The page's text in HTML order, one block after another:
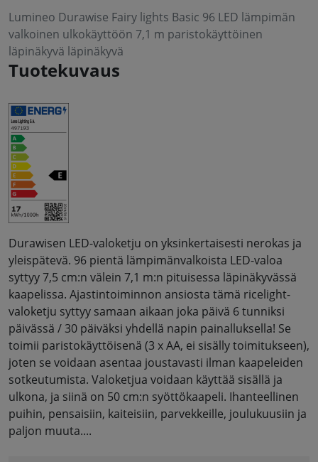
Lumineo Durawise Fairy lights Basic 96 LED lämpimän
valkoinen ulkokäyttöön 7,1 m paristokäyttöinen
läpinäkyvä läpinäkyvä
Tuotekuvaus
Durawisen LED-valoketju on yksinkertaisesti nerokas ja
yleispätevä. 96 pientä lämpimänvalkoista LED-valoa
syttyy 7,5 cm:n välein 7,1 m:n pituisessa läpinäkyvässä
kaapelissa. Ajastintoiminnon ansiosta tämä ricelight-
valoketju syttyy samaan aikaan joka päivä 6 tunniksi
päivässä / 30 päiväksi yhdellä napin painalluksella! Se
toimii paristokäyttöisenä (3 x AA, ei sisälly toimitukseen),
joten se voidaan asentaa joustavasti ilman kaapeleiden
sotkeutumista. Valoketjua voidaan käyttää sisällä ja
ulkona, ja siinä on 50 cm:n syöttökaapeli. Ihanteellinen
puihin, pensaisiin, kaiteisiin, parvekkeille, joulukuusiin ja
paljon muuta....